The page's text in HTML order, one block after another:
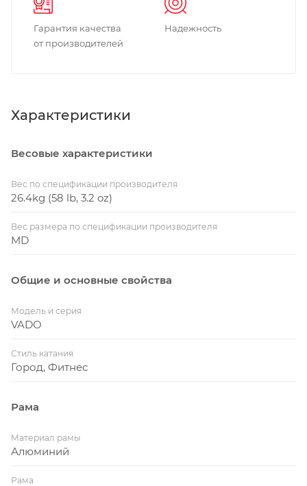
Гарантия качества
от производителей
Надежность
Характеристики
Весовые характеристики
Вес по спецификации производителя
26.4kg (58 lb, 3.2 oz)
Вес размера по спецификации производителя
MD
Общие и основные свойства
Модель и серия
VADO
Стиль катания
Город, Фитнес
Рама
Материал рамы
Алюминий
Рама